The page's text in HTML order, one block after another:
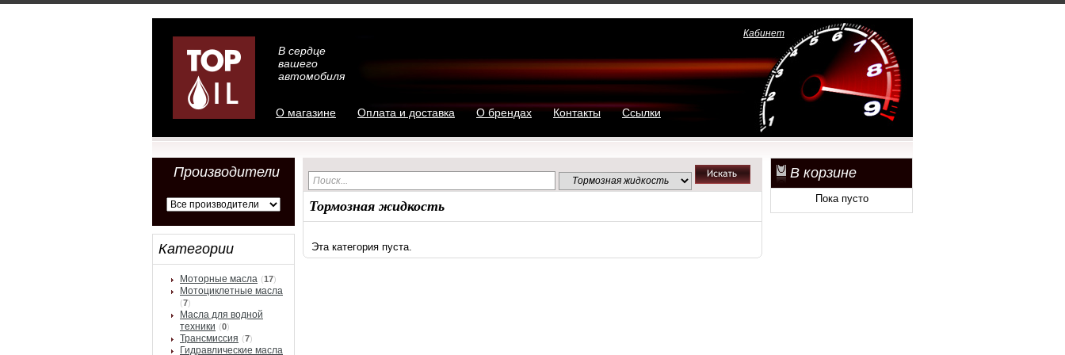
В сердце
вашего
автомобиля
О магазине Оплата и доставка О брендах Контакты Ссылки
Кабинет
Производители
Категории
Моторные масла (17)
Мотоциклетные масла
(7)
Масла для водной
техники (0)
Трансмиссия (7)
Гидравлические масла
В корзине
Пока пусто
Тормозная жидкость
Эта категория пуста.